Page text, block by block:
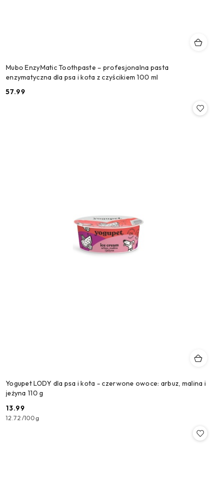
Mubo EnzyMatic Toothpaste – profesjonalna pasta
enzymatyczna dla psa i kota z czyścikiem 100 ml
Cena:
57.99
Yogupet LODY dla psa i kota - czerwone owoce: arbuz, malina i
jeżyna 110 g
Cena:
13.99
12.72/100g